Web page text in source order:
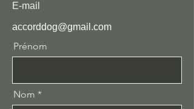
E-mail
accorddog@gmail.com
Prénom
Nom